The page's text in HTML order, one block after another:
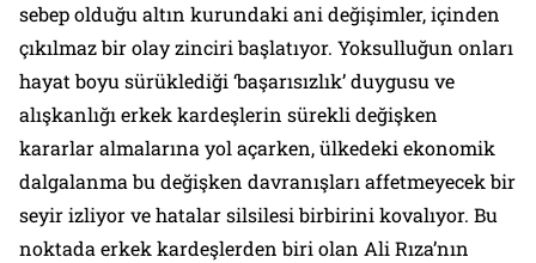
sebep olduğu altın kurundaki ani değişimler, içinden
çıkılmaz bir olay zinciri başlatıyor. Yoksulluğun onları
hayat boyu sürüklediği ‘başarısızlık’ duygusu ve
alışkanlığı erkek kardeşlerin sürekli değişken
kararlar almalarına yol açarken, ülkedeki ekonomik
dalgalanma bu değişken davranışları affetmeyecek bir
seyir izliyor ve hatalar silsilesi birbirini kovalıyor. Bu
noktada erkek kardeşlerden biri olan Ali Rıza’nın